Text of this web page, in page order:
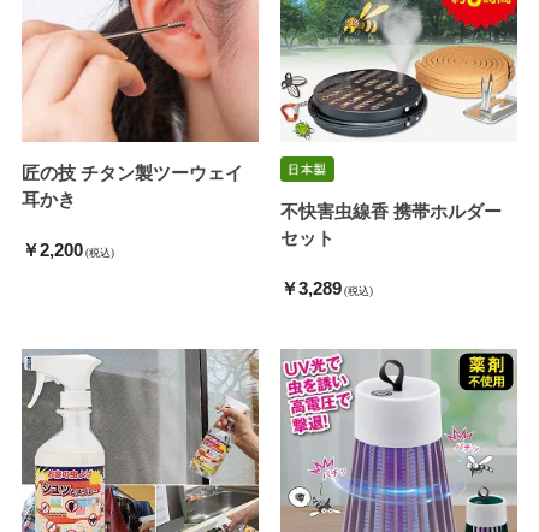
匠の技 チタン製ツーウェイ
耳かき
￥2,200 (税込)
不快害虫線香 携帯ホルダー
セット
￥3,289 (税込)